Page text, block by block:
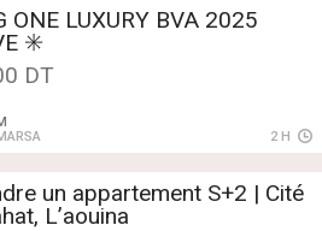
ONE LUXURY BVA 2025
✳️
DT
2 H
un appartement S+2 | Cité
L’aouina